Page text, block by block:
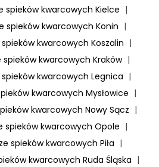
spieków kwarcowych Kielce |
spieków kwarcowych Konin |
kwarcowych Koszalin |
kwarcowych Kraków |
kwarcowych Legnica |
kwarcowych Mysłowice |
kwarcowych Nowy Sącz |
spieków kwarcowych Opole |
spieków kwarcowych Piła |
kwarcowych Ruda Śląska |